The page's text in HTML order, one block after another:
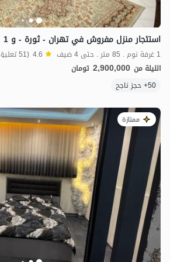
استئجار منزل مفروش في تهران - ثورة - و 1
1 غرفة نوم . 85 متر . حتى 4 ضيف 4.6 (51 تعليق)
الليلة من 2,900,000 تومان
50+ حجز ناجح
ممتازة